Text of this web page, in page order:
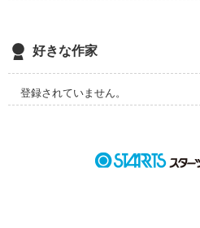
好きな作家
登録されていません。